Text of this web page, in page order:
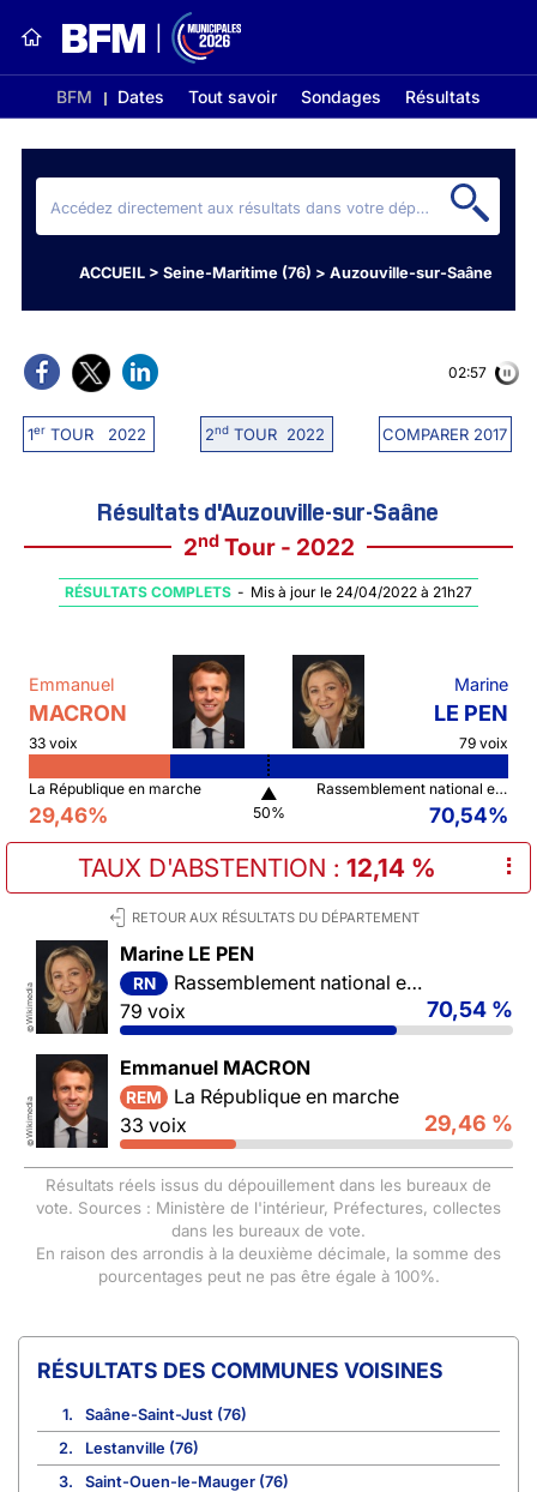
BFM Dates Tout savoir Sondages Résultats
ACCUEIL> Seine-Maritime (76) > Auzouville-sur-Saâne
1erTOUR 2022 2ndTOUR 2022 COMPARER 2017
02:56
Résultats d'Auzouville-sur-Saâne
2ndTour - 2022
RÉSULTATS COMPLETS - Mis à jour le 24/04/2022 à 21h27
Emmanuel
MACRON
33 voix
Marine
LE PEN
79 voix
La République en marche
29,46%
▲
50%
Rassemblement national et ses alliés
70,54%
TAUX D'ABSTENTION : 12,14 % ⠇
RETOUR AUX RÉSULTATS DU DÉPARTEMENT
©
Wikimedia
Marine LE PEN
RN
Rassemblement national et ses alliés
79 voix
70,54 %
©
Wikimedia
Emmanuel MACRON
REM
La République en marche
33 voix
29,46 %
Résultats réels issus du dépouillement dans les bureaux de
vote. Sources : Ministère de l'intérieur, Préfectures, collectes
dans les bureaux de vote.
En raison des arrondis à la deuxième décimale, la somme des
pourcentages peut ne pas être égale à 100%.
COMMUNES VOISINES
1.
Saâne-Saint-Just (76)
2.
Lestanville (76)
3.
Saint-Ouen-le-Mauger (76)